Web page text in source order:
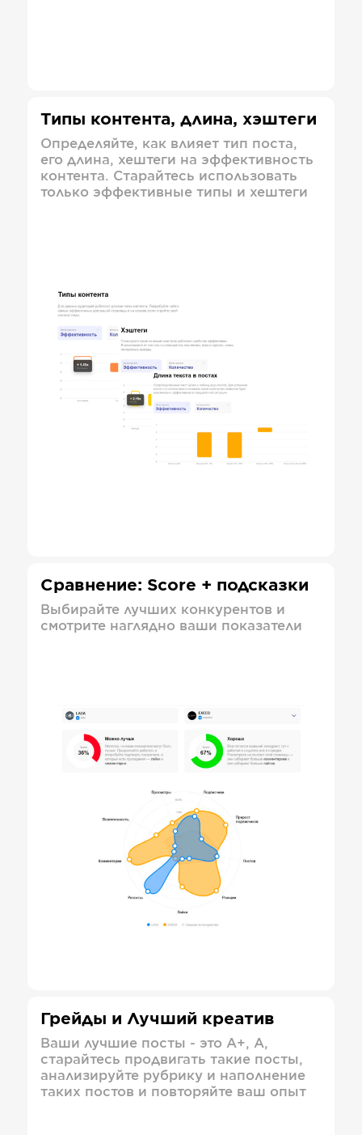
Типы контента, длина, хэштеги
Определяйте, как влияет тип поста,
его длина, хештеги на эффективность
контента. Старайтесь использовать
только эффективные типы и хештеги
Сравнение: Score + подсказки
Выбирайте лучших конкурентов и
смотрите наглядно ваши показатели
Грейды и Лучший креатив
Ваши лучшие посты - это А+, А,
старайтесь продвигать такие посты,
анализируйте рубрику и наполнение
таких постов и повторяйте ваш опыт